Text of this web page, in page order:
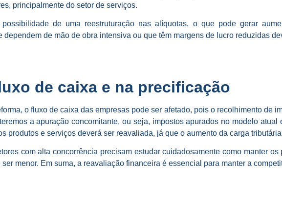
principalmente do setor de serviços.
de uma reestruturação nas alíquotas, o que pode gerar
dependem de mão de obra intensiva ou que têm margens de lucro reduzidas
de caixa e na precificação
o fluxo de caixa das empresas pode ser afetado, pois o recolhimento de
a apuração concomitante, ou seja, impostos apurados no modelo
produtos e serviços deverá ser reavaliada, já que o aumento da carga
com alta concorrência precisam estudar cuidadosamente como manter
menor. Em suma, a reavaliação financeira é essencial para manter a